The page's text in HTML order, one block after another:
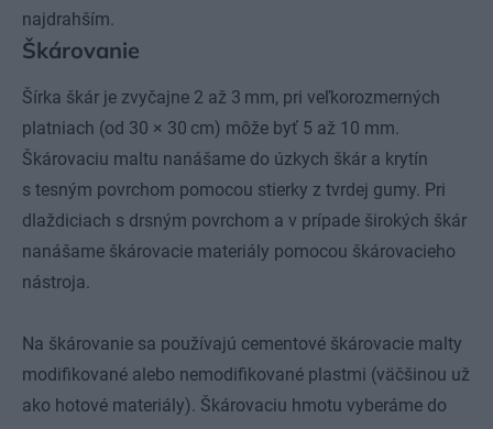
najdrahším.
Škárovanie
Šírka škár je zvyčajne 2 až 3 mm, pri veľkorozmerných
platniach (od 30 × 30 cm) môže byť 5 až 10 mm.
Škárovaciu maltu nanášame do úzkych škár a krytín
s tesným povrchom pomocou stierky z tvrdej gumy. Pri
dlaždiciach s drsným povrchom a v prípade širokých škár
nanášame škárovacie materiály pomocou škárovacieho
nástroja.
Na škárovanie sa používajú cementové škárovacie malty
modifikované alebo nemodifikované plastmi (väčšinou už
ako hotové materiály). Škárovaciu hmotu vyberáme do